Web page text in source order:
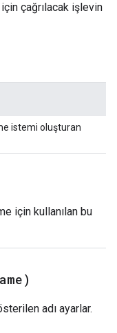
çağrılacak işlevin
istemi oluşturan
için kullanılan bu
adı ayarlar.